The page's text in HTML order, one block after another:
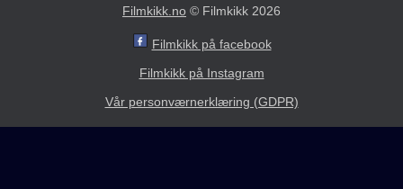
Filmkikk.no © Filmkikk 2026
Filmkikk på facebook
Filmkikk på Instagram
Vår personværnerklæring (GDPR)